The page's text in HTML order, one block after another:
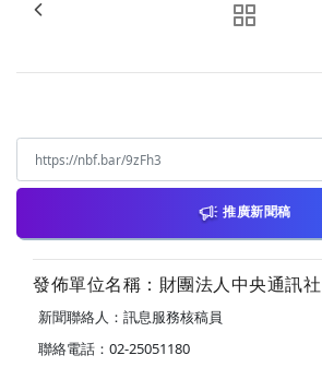
推廣新聞稿
發佈單位名稱：財團法人中央通訊社
新聞聯絡人：訊息服務核稿員
聯絡電話：02-25051180